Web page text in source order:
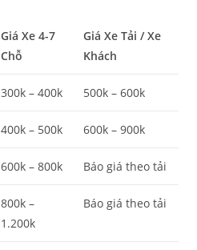
Giá Xe 4-7
Chỗ
Giá Xe Tải / Xe
Khách
300k – 400k 500k – 600k
400k – 500k 600k – 900k
600k – 800k Báo giá theo tải
800k –
1.200k
Báo giá theo tải